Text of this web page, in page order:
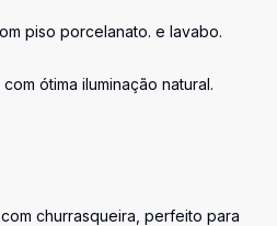
piso porcelanato. e lavabo.
ótima iluminação natural.
churrasqueira, perfeito para